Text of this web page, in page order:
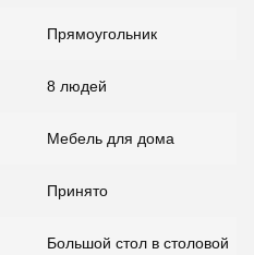
Прямоугольник
8 людей
Мебель для дома
Принято
Большой стол в столовой